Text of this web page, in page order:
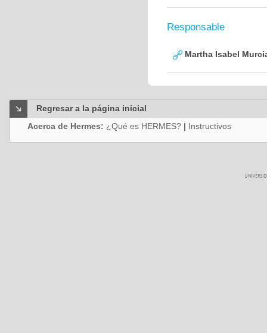
Responsable
Martha Isabel
Regresar a la página inicial
Acerca de Hermes: ¿Qué es HERMES? | Instructivos